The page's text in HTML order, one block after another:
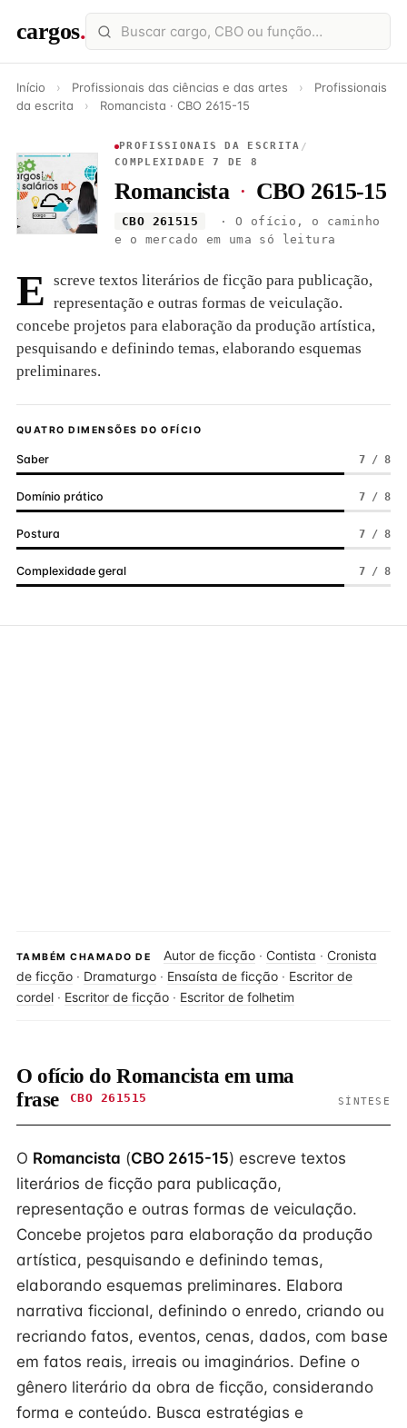
cargos.
Início › Profissionais das ciências e das artes ›
Profissionais
da escrita
› Romancista · CBO 2615-15
PROFISSIONAIS DA ESCRITA /
COMPLEXIDADE 7 DE 8
Romancista · CBO 2615-15
CBO 261515
· O ofício, o caminho
e o mercado em uma só leitura
E screve textos literários de ficção para publicação,
representação e outras formas de veiculação.
concebe projetos para elaboração da produção artística,
pesquisando e definindo temas, elaborando esquemas
preliminares.
QUATRO DIMENSÕES DO OFÍCIO
Saber 7 / 8
Domínio prático 7 / 8
Postura 7 / 8
Complexidade geral 7 / 8
TAMBÉM CHAMADO DE Autor de ficção · Contista · Cronista
de ficção · Dramaturgo · Ensaísta de ficção · Escritor de
cordel · Escritor de ficção · Escritor de folhetim
O ofício do Romancista em uma
frase
CBO 261515 SÍNTESE
O Romancista (CBO 2615-15) escreve textos
literários de ficção para publicação,
representação e outras formas de veiculação.
Concebe projetos para elaboração da produção
artística, pesquisando e definindo temas,
elaborando esquemas preliminares. Elabora
narrativa ficcional, definindo o enredo, criando ou
recriando fatos, eventos, cenas, dados, com base
em fatos reais, irreais ou imaginários. Define o
gênero literário da obra de ficção, considerando
forma e conteúdo. Busca estratégias e